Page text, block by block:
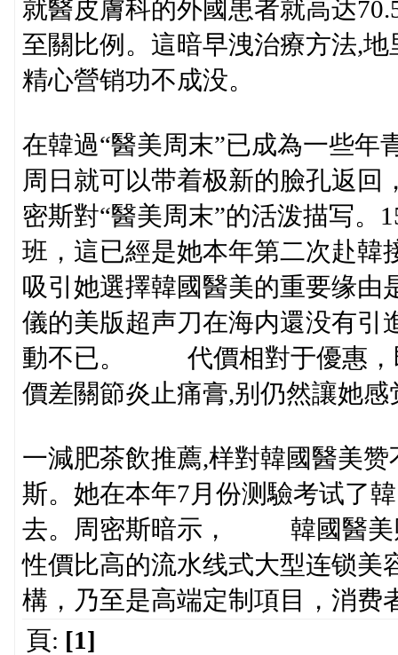
就醫皮膚科的外國患者就高达
至關比例。這暗早洩治療方法,
精心營销功不成没。
在韓過“醫美周末”已成為一些年
周日就可以带着极新的臉孔返回
密斯對“醫美周末”的活泼描写。
班，這已經是她本年第二次赴韓
吸引她選擇韓國醫美的重要缘
儀的美版超声刀在海内還没有引
動不已。 代價相對于優惠，
價差關節炎止痛膏,别仍然讓她
一減肥茶飲推薦,样對韓國醫美
斯。她在本年7月份测驗考试了
去。周密斯暗示， 韓國醫美
性價比高的流水线式大型连锁美
構，乃至是高端定制項目，消费
頁: [1]